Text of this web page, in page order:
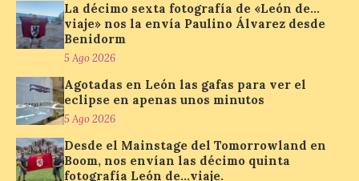
El Ayuntamiento de
Salamanca activa
‘Comercios con Alma’
6 Ago 2026
Una campaña para
promocionar el comercio
local de toda la ciudad
La décimo sexta fotografía de «León de…
viaje» nos la envía Paulino Álvarez desde
Benidorm
5 Ago 2026
Agotadas en León las gafas para ver el
eclipse en apenas unos minutos
5 Ago 2026
Desde el Mainstage del Tomorrowland en
Boom, nos envían las décimo quinta
fotografía León de…viaje.